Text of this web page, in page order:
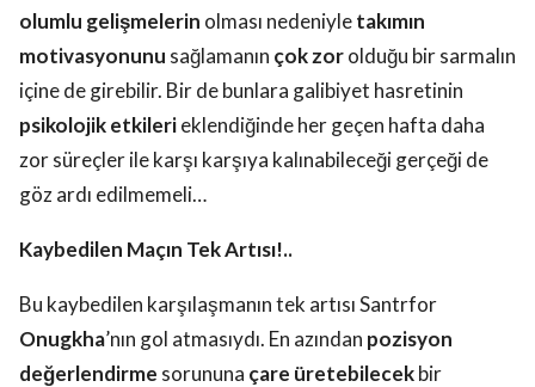
olumlu gelişmelerin olması nedeniyletakımın
motivasyonunu sağlamanın çok zorolduğu bir sarmalın
içine de girebilir. Bir de bunlara galibiyet hasretinin
psikolojik etkilerieklendiğinde her geçen hafta daha
zor süreçler ile karşı karşıya kalınabileceği gerçeği de
göz ardı edilmemeli…
Kaybedilen Maçın Tek Artısı!..
Bu kaybedilen karşılaşmanın tek artısı Santrfor
Onugkha’nın gol atmasıydı. En azından pozisyon
değerlendirme sorununa çare üretebilecekbir